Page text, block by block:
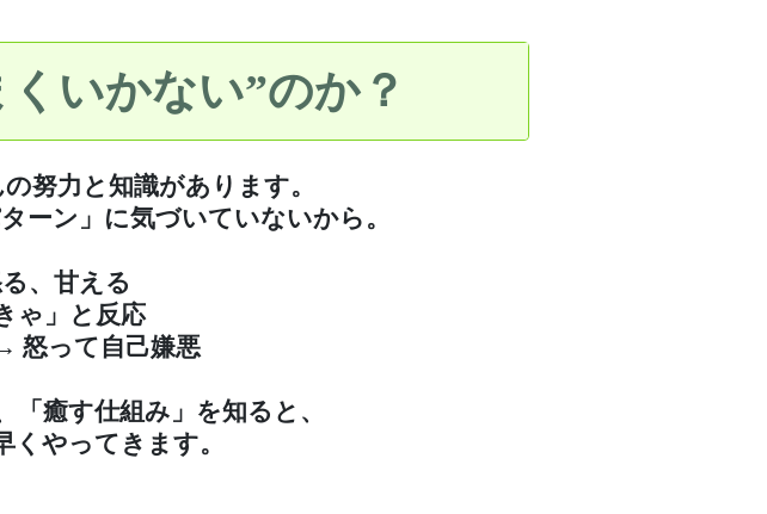
いかない”のか？
努力と知識があります。
ーン」に気づいていないから。
、甘える
ゃ」と反応
怒って自己嫌悪
癒す仕組み」を知ると、
くやってきます。